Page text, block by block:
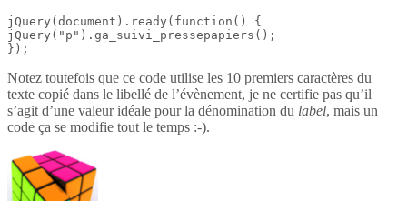
jQuery(document).ready(function() {
jQuery("p").ga_suivi_pressepapiers();
});
Notez toutefois que ce code utilise les 10 premiers caractères du
texte copié dans le libellé de l’évènement, je ne certifie pas qu’il
s’agit d’une valeur idéale pour la dénomination du label, mais un
code ça se modifie tout le temps :-).